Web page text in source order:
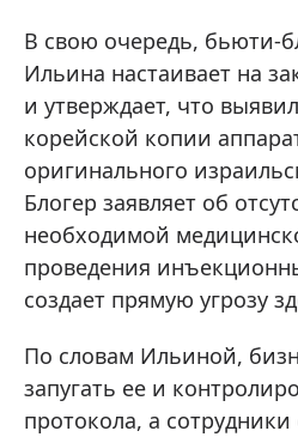
В свою очередь, бьюти-
Ильина настаивает на
и утверждает, что
корейской копии
оригинального
Блогер заявляет об
необходимой
проведения
создает прямую угрозу
По словам Ильиной,
запугать ее и
протокола, а сотрудники